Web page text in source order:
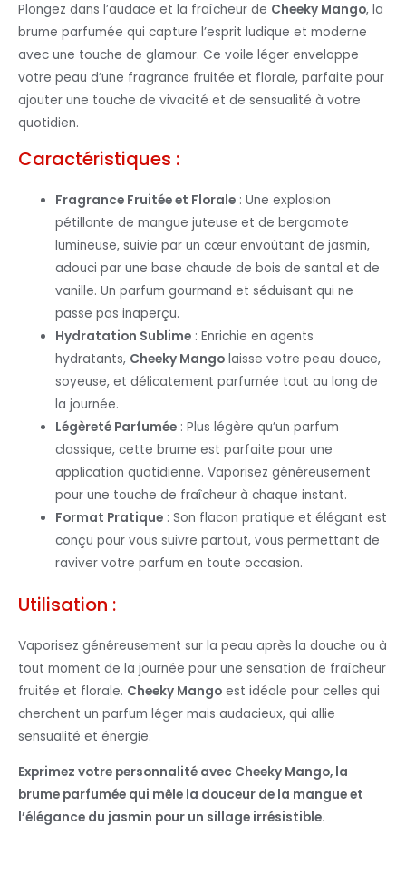
Plongez dans l’audace et la fraîcheur de Cheeky Mango, la
brume parfumée qui capture l’esprit ludique et moderne
avec une touche de glamour. Ce voile léger enveloppe
votre peau d’une fragrance fruitée et florale, parfaite pour
ajouter une touche de vivacité et de sensualité à votre
quotidien.
Caractéristiques :
Fragrance Fruitée et Florale : Une explosion
pétillante de mangue juteuse et de bergamote
lumineuse, suivie par un cœur envoûtant de jasmin,
adouci par une base chaude de bois de santal et de
vanille. Un parfum gourmand et séduisant qui ne
passe pas inaperçu.
Hydratation Sublime : Enrichie en agents
hydratants, Cheeky Mango laisse votre peau douce,
soyeuse, et délicatement parfumée tout au long de
la journée.
Légèreté Parfumée : Plus légère qu’un parfum
classique, cette brume est parfaite pour une
application quotidienne. Vaporisez généreusement
pour une touche de fraîcheur à chaque instant.
Format Pratique : Son flacon pratique et élégant est
conçu pour vous suivre partout, vous permettant de
raviver votre parfum en toute occasion.
Utilisation :
Vaporisez généreusement sur la peau après la douche ou à
tout moment de la journée pour une sensation de fraîcheur
fruitée et florale. Cheeky Mango est idéale pour celles qui
cherchent un parfum léger mais audacieux, qui allie
sensualité et énergie.
Exprimez votre personnalité avec Cheeky Mango, la
brume parfumée qui mêle la douceur de la mangue et
l’élégance du jasmin pour un sillage irrésistible.